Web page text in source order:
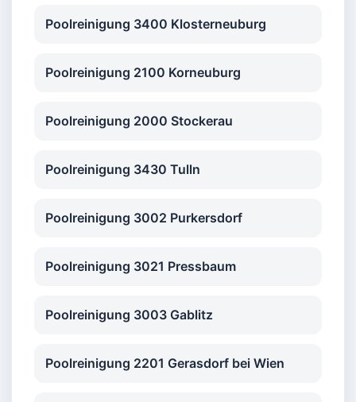
Poolreinigung 3400 Klosterneuburg
Poolreinigung 2100 Korneuburg
Poolreinigung 2000 Stockerau
Poolreinigung 3430 Tulln
Poolreinigung 3002 Purkersdorf
Poolreinigung 3021 Pressbaum
Poolreinigung 3003 Gablitz
Poolreinigung 2201 Gerasdorf bei Wien